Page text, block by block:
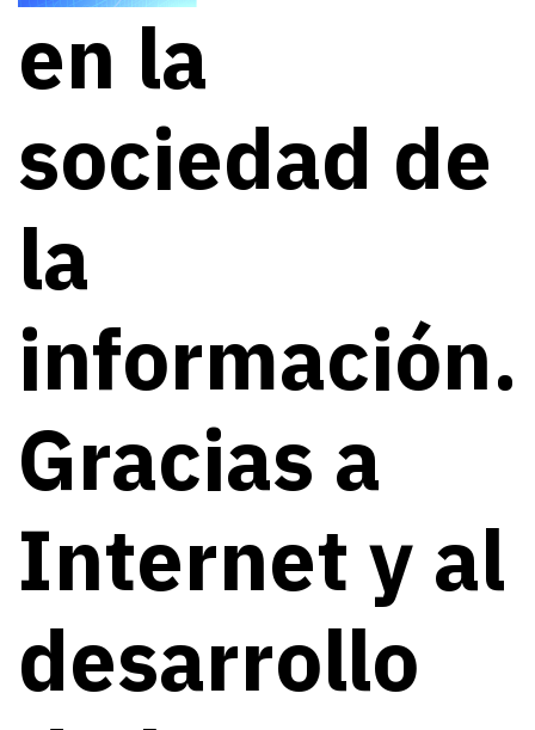
en la
sociedad de
la
información.
Gracias a
Internet y al
desarrollo